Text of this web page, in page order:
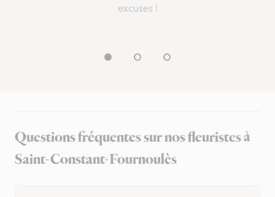
excuses !
Questions fréquentes sur nos fleuristes à
Saint-Constant-Fournoulès